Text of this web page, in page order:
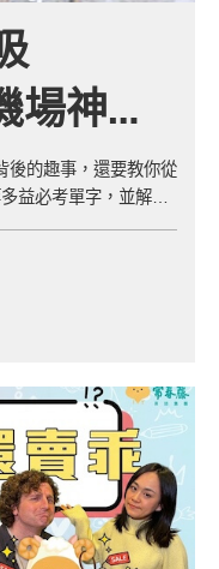
場神犬
用迷因
益必考
後的趣事，還要教你從
益必考單字，並解析